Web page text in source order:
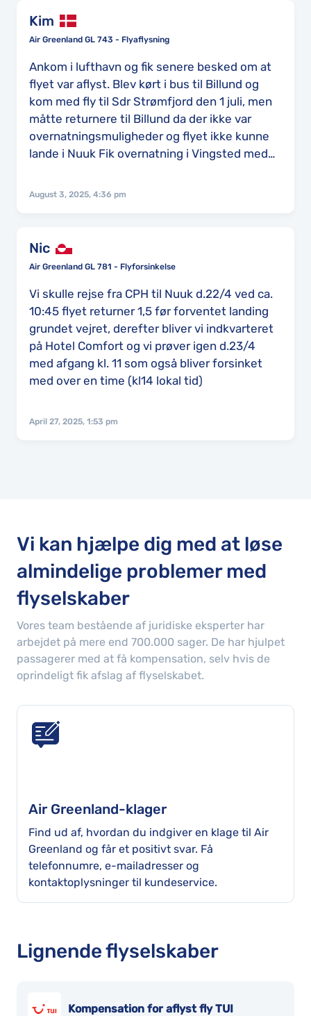
Kim
Air Greenland GL 743 - Flyaflysning
Ankom i lufthavn og fik senere besked om at
flyet var aflyst. Blev kørt i bus til Billund og
kom med fly til Sdr Strømfjord den 1 juli, men
måtte returnere til Billund da der ikke var
overnatningsmuligheder og flyet ikke kunne
lande i Nuuk Fik overnatning i Vingsted med
i Aasiaat grundet aflyste indenrigsfly. Ankom 2
August 3, 2025, 4:36 pm
Nic
Air Greenland GL 781 - Flyforsinkelse
Vi skulle rejse fra CPH til Nuuk d.22/4 ved ca.
10:45 flyet returner 1,5 før forventet landing
grundet vejret, derefter bliver vi indkvarteret
på Hotel Comfort og vi prøver igen d.23/4
med afgang kl. 11 som også bliver forsinket
med over en time (kl14 lokal tid)
April 27, 2025, 1:53 pm
Vi kan hjælpe dig med at løse
almindelige problemer med
flyselskaber
Vores team bestående af juridiske eksperter har
arbejdet på mere end 700.000 sager. De har hjulpet
passagerer med at få kompensation, selv hvis de
oprindeligt fik afslag af flyselskabet.
Air Greenland-klager
Find ud af, hvordan du indgiver en klage til Air
Greenland og får et positivt svar. Få
telefonnumre, e-mailadresser og
kontaktoplysninger til kundeservice.
Lignende flyselskaber
Kompensation for aflyst fly TUI